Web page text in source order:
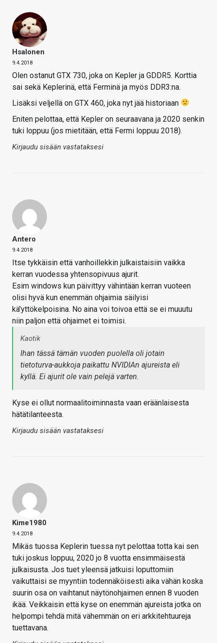
Hsalonen
9.4.2018
Olen ostanut GTX 730, joka on Kepler ja GDDR5. Korttia
sai sekä Keplerinä, että Ferminä ja myös DDR3:na.
Lisäksi veljellä on GTX 460, joka nyt jää historiaan
Eniten pelottaa, että Kepler on seuraavana ja 2020 senkin
tuki loppuu (jos mietitään, että Fermi loppuu 2018).
Kirjaudu sisään vastataksesi
Antero
9.4.2018
Itse tykkäisin että vanhoillekkin julkaistaisiin vaikka
kerran vuodessa yhtensopivuus ajurit.
Esim windows kun päivittyy vähintään kerran vuoteen
olisi hyvä kun enemmän ohjaimia säilyisi
kä'yttökelpoisina. No aina voi toivoa että se ei muuutu
niin paljon että ohjaimet ei toimisi.
Kaotik
Ihan tässä tämän vuoden puolella oli jotain
tietoturva-aukkoja paikattu NVIDIAn ajureista eli
kyllä. Ei ajurit ole vain pelejä varten.
Kyse ei ollut normaalitoiminnasta vaan eräänlaisesta
hätätilanteesta.
Kirjaudu sisään vastataksesi
Kime1980
9.4.2018
Mikäs tuossa Keplerin tuessa nyt pelottaa totta kai sen
tuki joskus loppuu, 2020 jo 8 vuotta ensimmäisestä
julkaisusta. Jos tuet yleensä jatkuisi loputtomiin
vaikuttaisi se myyntiin todennäköisesti aika vähän koska
suurin osa on vaihtanut näytönohjaimen ennen 8 vuoden
ikää. Veikkaisin että kyse on enemmän ajureista jotka on
helpompi tehdä mitä vähemmän on eri arkkitehtuureja
tuettavana.